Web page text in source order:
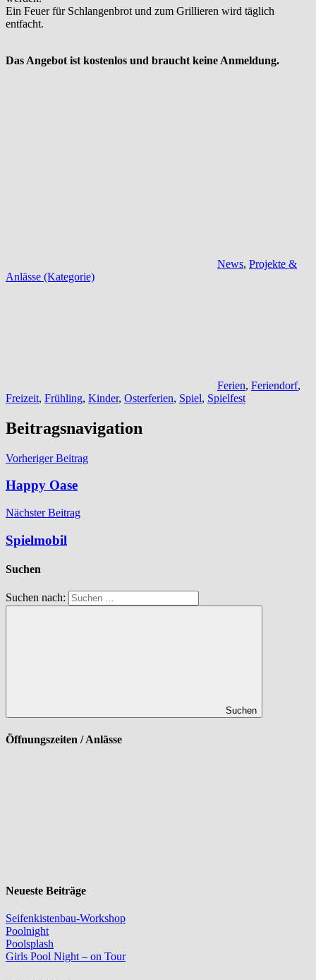
Ein Feuer für Schlangenbrot und zum Grillieren wird täglich
entfacht.
Das Angebot ist kostenlos und braucht keine Anmeldung.
News, Projekte &
Anlässe (Kategorie)
Ferien, Feriendorf,
Freizeit, Frühling, Kinder, Osterferien, Spiel, Spielfest
Beitragsnavigation
Vorheriger Beitrag
Happy Oase
Nächster Beitrag
Spielmobil
Suchen
Suchen nach:
Suchen
Öffnungszeiten / Anlässe
Neueste Beiträge
Seifenkistenbau-Workshop
Poolnight
Poolsplash
Girls Pool Night – on Tour